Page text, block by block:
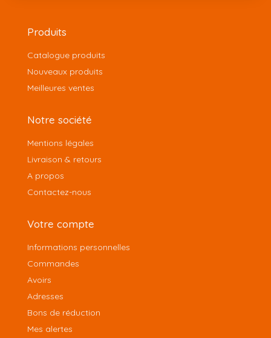
Produits
Catalogue produits
Nouveaux produits
Meilleures ventes
Notre société
Mentions légales
Livraison & retours
A propos
Contactez-nous
Votre compte
Informations personnelles
Commandes
Avoirs
Adresses
Bons de réduction
Mes alertes